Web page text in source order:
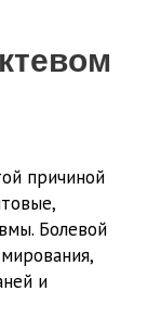
причиной
Болевой
и